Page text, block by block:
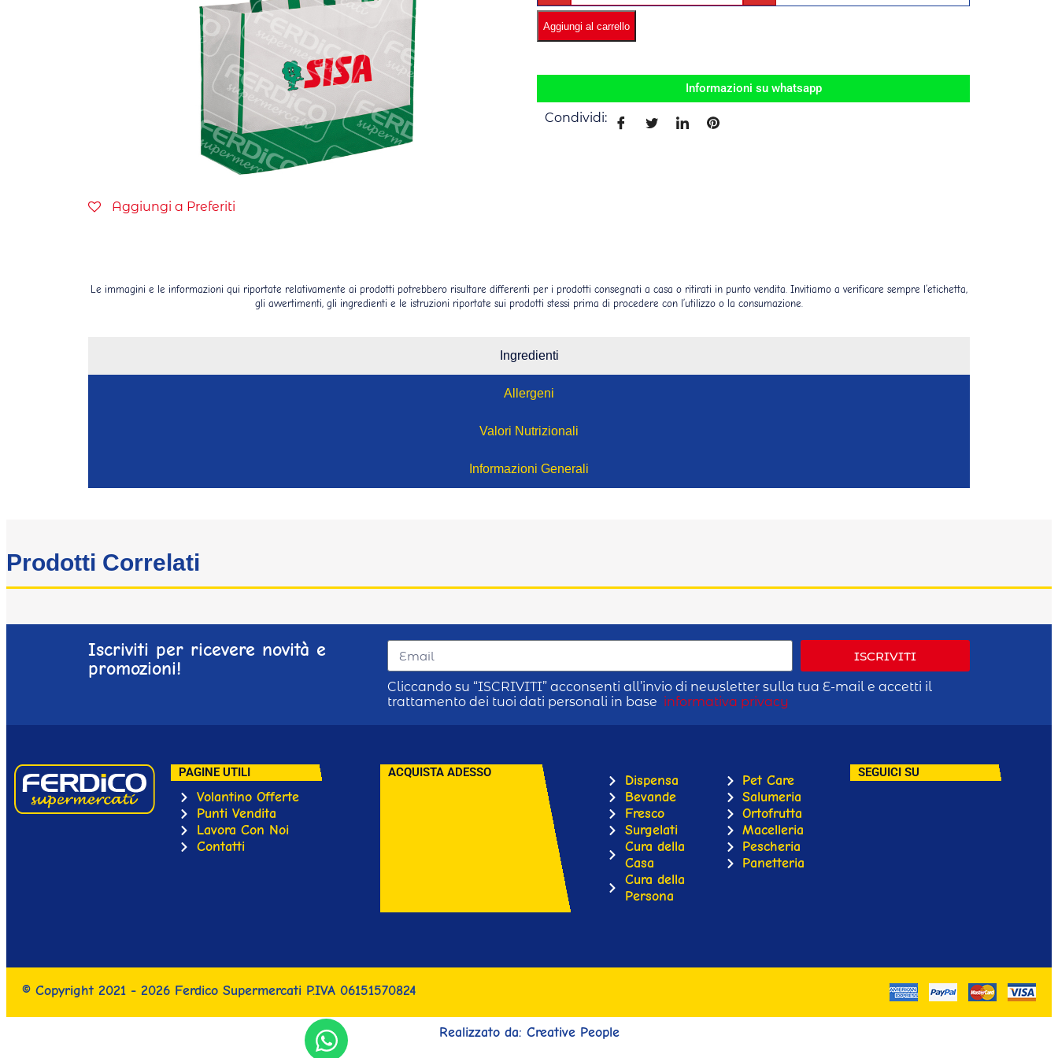
Aggiungi a Preferiti
Aggiungi al carrello
Informazioni su whatsapp
Condividi:
Le immagini e le informazioni qui riportate relativamente ai prodotti potrebbero risultare differenti per i prodotti consegnati a casa o ritirati in punto vendita. Invitiamo a verificare sempre l’etichetta,
gli avvertimenti, gli ingredienti e le istruzioni riportate sui prodotti stessi prima di procedere con l’utilizzo o la consumazione.
Ingredienti
Allergeni
Valori Nutrizionali
Informazioni Generali
Prodotti Correlati
Iscriviti per ricevere novità e
promozioni!
ISCRIVITI
Cliccando su “ISCRIVITI” acconsenti all’invio di newsletter sulla tua E-mail e accetti il
trattamento dei tuoi dati personali in base informativa privacy
PAGINE UTILI
Volantino Offerte
Punti Vendita
Lavora Con Noi
Contatti
ACQUISTA ADESSO
Dispensa
Bevande
Fresco
Surgelati
Cura della
Casa
Cura della
Persona
Pet Care
Salumeria
Ortofrutta
Macelleria
Pescheria
Panetteria
SEGUICI SU
© Copyright 2021 - 2026 Ferdico Supermercati P.IVA 06151570824
Realizzato da: Creative People